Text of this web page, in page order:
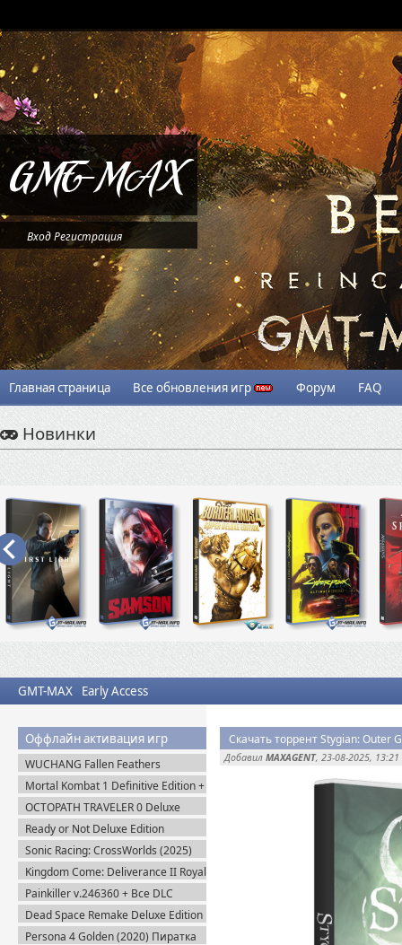
ВходРегистрация
Главная страница Все обновления игр Форум FAQ
Новинки
GMT-MAX Early Access
Оффлайн активация игр
WUCHANG Fallen Feathers
v.179951 + Все DLC (2025)
Пиратка
Mortal Kombat 1 Definitive Edition +
Все DLC (2023) Steam-Rip
OCTOPATH TRAVELER 0 Deluxe
Edition v.1.0.8 (2025) Portable
Ready or Not Deluxe Edition
v.117216 + Все DLC (2023)
Пиратка
Sonic Racing: CrossWorlds (2025)
Steam-Rip
Kingdom Come: Deliverance II Royal
Edition v.1.5.6 + Все DLC (2025)
Пиратка
Painkiller v.246360 + Все DLC
(2025) Portable
Dead Space Remake Deluxe Edition
(2023) Пиратка
Persona 4 Golden (2020) Пиратка
Скачать торрент Stygian: Outer
Добавил MAXAGENT, 23-08-2025, 13:21